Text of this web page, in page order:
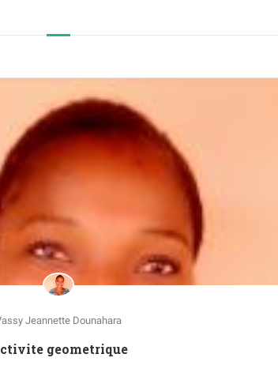
Jeannette Dounahara
Activite geometrique